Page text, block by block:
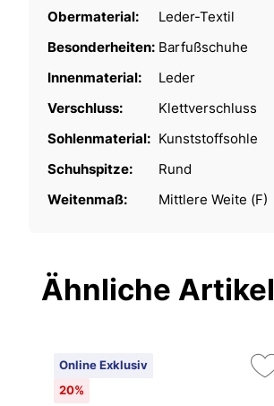
Obermaterial:
Leder-Textil
Besonderheiten: Barfußschuhe
Innenmaterial:
Leder
Verschluss:
Klettverschluss
Sohlenmaterial: Kunststoffsohle
Schuhspitze:
Rund
Weitenmaß:
Mittlere Weite (F)
Ähnliche Artikel
Online Exklusiv
20%